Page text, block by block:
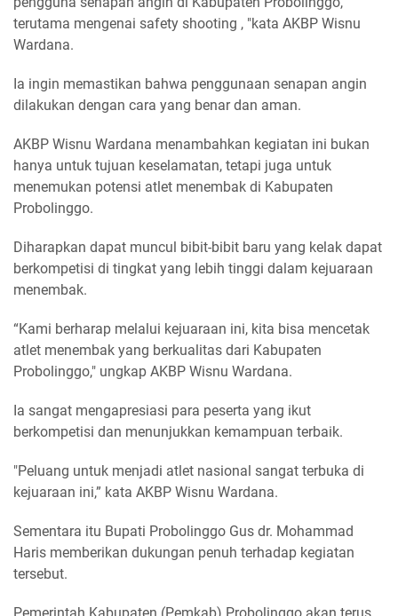
terutama mengenai safety shooting , "kata AKBP Wisnu
Wardana.
Ia ingin memastikan bahwa penggunaan senapan angin
dilakukan dengan cara yang benar dan aman.
AKBP Wisnu Wardana menambahkan kegiatan ini bukan
hanya untuk tujuan keselamatan, tetapi juga untuk
menemukan potensi atlet menembak di Kabupaten
Probolinggo.
Diharapkan dapat muncul bibit-bibit baru yang kelak dapat
berkompetisi di tingkat yang lebih tinggi dalam kejuaraan
menembak.
“Kami berharap melalui kejuaraan ini, kita bisa mencetak
atlet menembak yang berkualitas dari Kabupaten
Probolinggo," ungkap AKBP Wisnu Wardana.
Ia sangat mengapresiasi para peserta yang ikut
berkompetisi dan menunjukkan kemampuan terbaik.
"Peluang untuk menjadi atlet nasional sangat terbuka di
kejuaraan ini,” kata AKBP Wisnu Wardana.
Sementara itu Bupati Probolinggo Gus dr. Mohammad
Haris memberikan dukungan penuh terhadap kegiatan
tersebut.